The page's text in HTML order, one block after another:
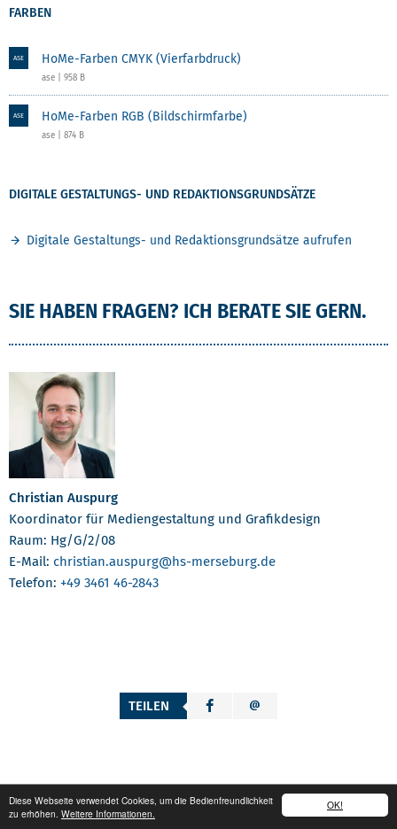
OK!
Diese Webseite verwendet Cookies, um die Bedienfreundlichkeit
zu erhöhen. Weitere Informationen.
FARBEN
ASE HoMe-Farben CMYK (Vierfarbdruck)
ase | 958 B
ASE HoMe-Farben RGB (Bildschirmfarbe)
ase | 874 B
DIGITALE GESTALTUNGS- UND REDAKTIONSGRUNDSÄTZE
Digitale Gestaltungs- und Redaktionsgrundsätze aufrufen
SIE HABEN FRAGEN? ICH BERATE SIE GERN.
Christian Auspurg
Koordinator für Mediengestaltung und Grafikdesign
Raum: Hg/G/2/08
E-Mail: christian.auspurg@hs-merseburg.de
Telefon: +49 3461 46-2843
TEILEN